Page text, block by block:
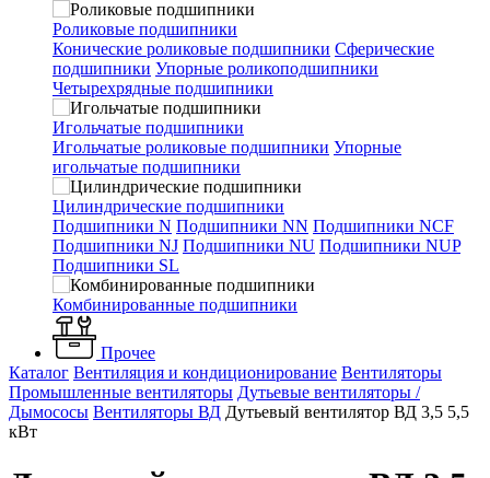
Роликовые подшипники
Конические роликовые подшипники Сферические
подшипники Упорные роликоподшипники
Четырехрядные подшипники
Игольчатые подшипники
Игольчатые роликовые подшипники Упорные
игольчатые подшипники
Цилиндрические подшипники
Подшипники N Подшипники NN Подшипники NCF
Подшипники NJ Подшипники NU Подшипники NUP
Подшипники SL
Комбинированные подшипники
Прочее
Каталог Вентиляция и кондиционирование Вентиляторы
Промышленные вентиляторы Дутьевые вентиляторы /
Дымососы Вентиляторы ВД Дутьевый вентилятор ВД 3,5 5,5
кВт